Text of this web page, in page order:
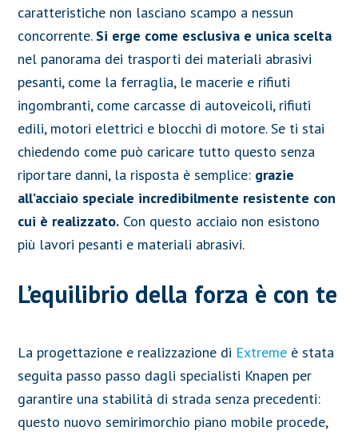
caratteristiche non lasciano scampo a nessun
concorrente. Si erge come esclusiva e unica scelta
nel panorama dei trasporti dei materiali abrasivi
pesanti, come la ferraglia, le macerie e rifiuti
ingombranti, come carcasse di autoveicoli, rifiuti
edili, motori elettrici e blocchi di motore. Se ti stai
chiedendo come può caricare tutto questo senza
riportare danni, la risposta è semplice: grazie
all’acciaio speciale incredibilmente resistente con
cui è realizzato. Con questo acciaio non esistono
più lavori pesanti e materiali abrasivi.
L’equilibrio della forza è con te
La progettazione e realizzazione di Extreme è stata
seguita passo passo dagli specialisti Knapen per
garantire una stabilità di strada senza precedenti:
questo nuovo semirimorchio piano mobile procede,